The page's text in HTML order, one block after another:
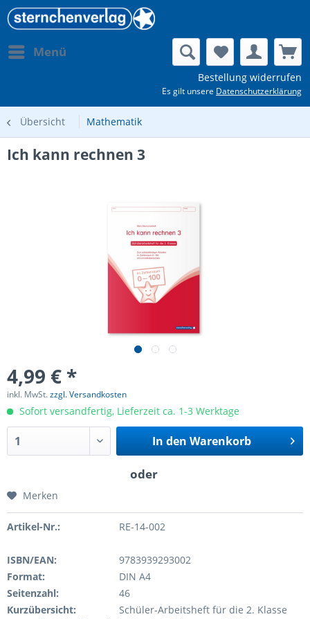
Menü
Bestellung widerrufen
Es gilt unsere Datenschutzerklärung
Übersicht Mathematik
Ich kann rechnen 3
4,99 € *
inkl. MwSt.zzgl. Versandkosten
Sofort versandfertig, Lieferzeit ca. 1-3 Werktage
In den Warenkorb
Merken
Artikel-Nr.: RE-14-002
ISBN/EAN:
9783939293002
Format:
DIN A4
Seitenzahl:
46
Kurzübersicht:
Schüler-Arbeitsheft für die 2. Klasse